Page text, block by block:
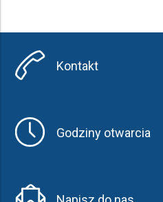
Kontakt
Godziny otwarcia